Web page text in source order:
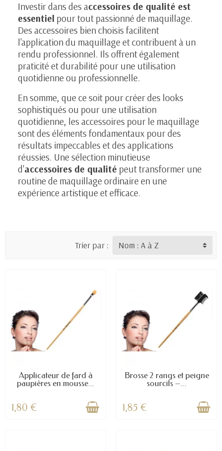
Investir dans des accessoires de qualité est
essentiel pour tout passionné de maquillage.
Des accessoires bien choisis facilitent
l'application du maquillage et contribuent à un
rendu professionnel. Ils offrent également
praticité et durabilité pour une utilisation
quotidienne ou professionnelle.
En somme, que ce soit pour créer des looks
sophistiqués ou pour une utilisation
quotidienne, les accessoires pour le maquillage
sont des éléments fondamentaux pour des
résultats impeccables et des applications
réussies. Une sélection minutieuse
d'accessoires de qualité peut transformer une
routine de maquillage ordinaire en une
expérience artistique et efficace.
Trier par :
Applicateur de fard à
paupières en mousse...
1,80 €
Brosse 2 rangs et peigne
sourcils –...
1,85 €